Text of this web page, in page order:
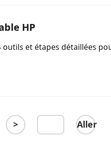
HP
et étapes détaillées
> Aller